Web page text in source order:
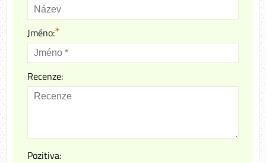
Jméno:*
Recenze:
Pozitiva: